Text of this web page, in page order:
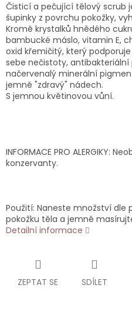
Čisticí a pečující tělový scrub
šupinky z povrchu pokožky,
Kromě krystalků hnědého
bambucké máslo, vitamin E,
oxid křemičitý, který
sebe nečistoty, antibakteriální
načervenalý minerální
jemně "zdravý" nádech.
S jemnou květinovou vůní.
INFORMACE PRO ALERGIKY:
konzervanty.
Použití: Naneste množství dle
pokožku těla a jemně
Detailní informace
ZEPTAT SE SDÍLET